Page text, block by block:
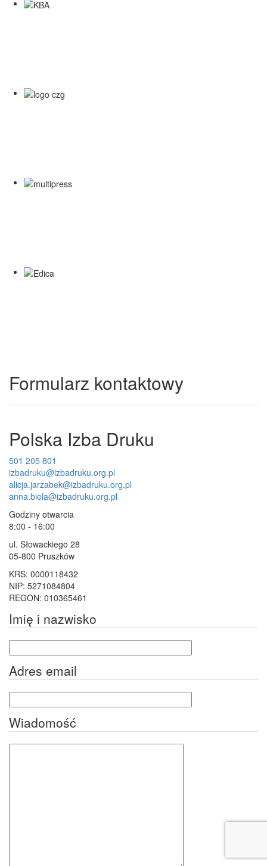
Formularz kontaktowy
Polska Izba Druku
501 205 801
izbadruku@izbadruku.org.pl
alicja.jarzabek@izbadruku.org.pl
anna.biela@izbadruku.org.pl
Godziny otwarcia
8:00 - 16:00
ul. Słowackiego 28
05-800 Pruszków
KRS: 0000118432
NIP: 5271084804
REGON: 010365461
Imię i nazwisko
Adres email
Wiadomość